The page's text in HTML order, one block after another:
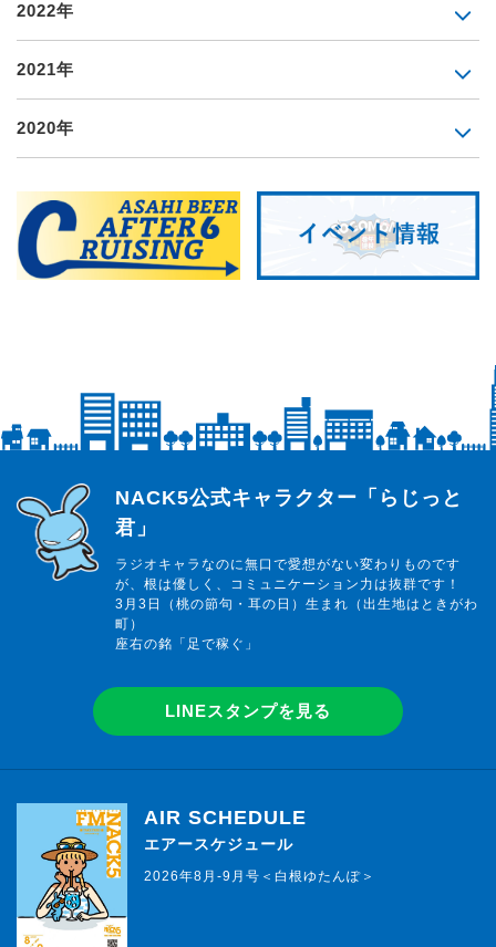
2022年
2021年
2020年
らじっと君
NACK5公式キャラクター「らじっと
君」
ラジオキャラなのに無口で愛想がない変わりものです
が、根は優しく、コミュニケーション力は抜群です！
3月3日（桃の節句・耳の日）生まれ（出生地はときがわ
町）
座右の銘「足で稼ぐ」
LINEスタンプを見る
AIR SCHEDULE
エアースケジュール
2026年8月-9月号＜白根ゆたんぽ＞